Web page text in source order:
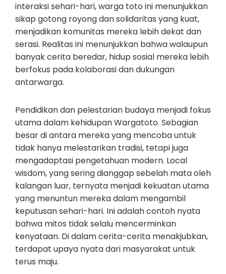
interaksi sehari-hari, warga toto ini menunjukkan
sikap gotong royong dan solidaritas yang kuat,
menjadikan komunitas mereka lebih dekat dan
serasi. Realitas ini menunjukkan bahwa walaupun
banyak cerita beredar, hidup sosial mereka lebih
berfokus pada kolaborasi dan dukungan
antarwarga.
Pendidikan dan pelestarian budaya menjadi fokus
utama dalam kehidupan Wargatoto. Sebagian
besar di antara mereka yang mencoba untuk
tidak hanya melestarikan tradisi, tetapi juga
mengadaptasi pengetahuan modern. Local
wisdom, yang sering dianggap sebelah mata oleh
kalangan luar, ternyata menjadi kekuatan utama
yang menuntun mereka dalam mengambil
keputusan sehari-hari. Ini adalah contoh nyata
bahwa mitos tidak selalu mencerminkan
kenyataan. Di dalam cerita-cerita menakjubkan,
terdapat upaya nyata dari masyarakat untuk
terus maju.